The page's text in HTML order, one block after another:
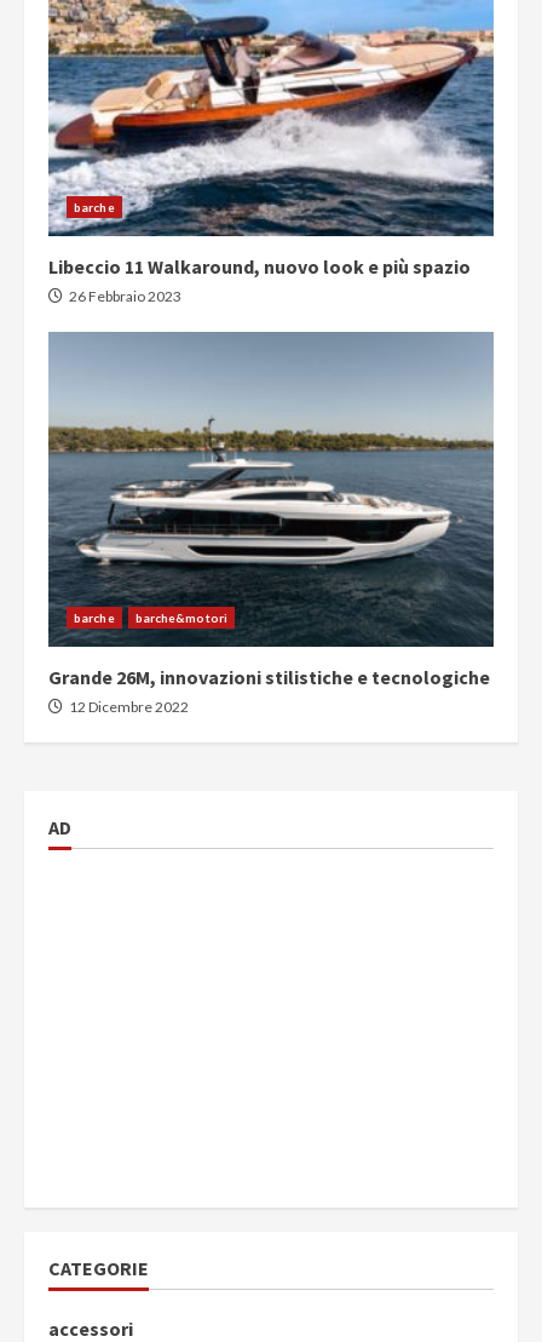
barche
Libeccio 11 Walkaround, nuovo look e più spazio
26 Febbraio 2023
barche barche&motori
Grande 26M, innovazioni stilistiche e tecnologiche
12 Dicembre 2022
AD
CATEGORIE
accessori